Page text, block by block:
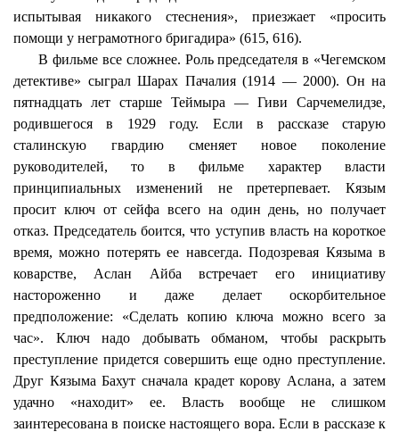
испытывая никакого стеснения», приезжает «просить
помощи у неграмотного бригадира» (615, 616).
В фильме все сложнее. Роль председателя в «Чегемском
детективе» сыграл Шарах Пачалия (1914 — 2000). Он на
пятнадцать лет старше Теймыра — Гиви Сарчемелидзе,
родившегося в 1929 году. Если в рассказе старую
сталинскую гвардию сменяет новое поколение
руководителей, то в фильме характер власти
принципиальных изменений не претерпевает. Кязым
просит ключ от сейфа всего на один день, но получает
отказ. Председатель боится,что уступив власть на короткое
время, можно потерять ее навсегда. Подозревая Кязыма в
коварстве, Аслан Айба встречает его инициативу
настороженно и даже делает оскорбительное
предположение: «Сделать копию ключа можно всего за
час». Ключ надо добывать обманом, чтобы раскрыть
преступление придется совершить еще одно преступление.
Друг Кязыма Бахут сначала крадет корову Аслана, а затем
удачно «находит» ее. Власть вообще не слишком
заинтересована в поиске настоящего вора. Если в рассказе к